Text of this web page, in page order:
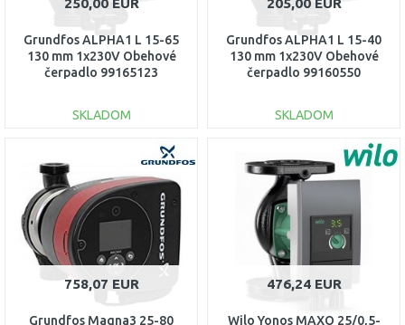
250,00 EUR
Grundfos ALPHA1 L 15-65
130 mm 1x230V Obehové
čerpadlo 99165123
SKLADOM
Porovnať
205,00 EUR
Grundfos ALPHA1 L 15-40
130 mm 1x230V Obehové
čerpadlo 99160550
SKLADOM
DO KOŠÍKA
Porovnať
758,07 EUR
Grundfos Magna3 25-80
476,24 EUR
Wilo Yonos MAXO 25/0,5-